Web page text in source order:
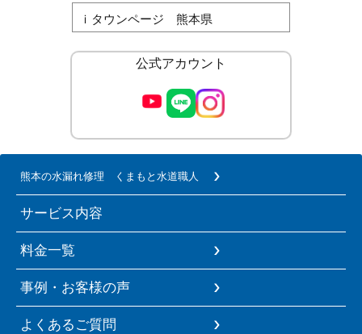
ｉタウンページ 熊本県
公式アカウント
熊本の水漏れ修理 くまもと水道職人
サービス内容
料金一覧
事例・お客様の声
よくあるご質問